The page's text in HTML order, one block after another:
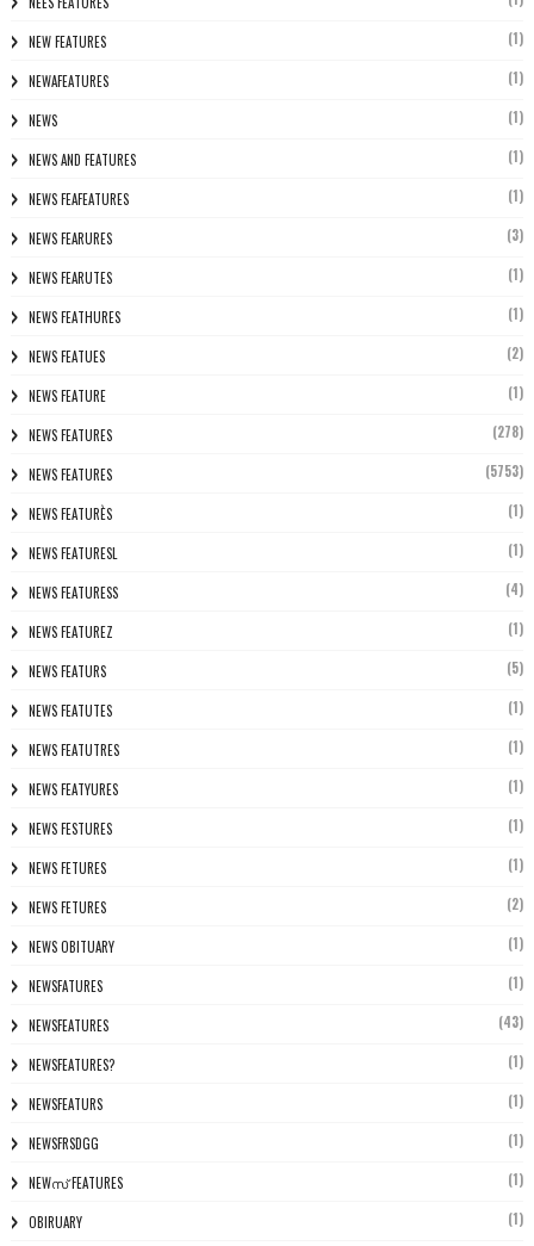
NEW FEATURES (1)
NEWAFEATURES (1)
NEWS (1)
NEWS AND FEATURES (1)
NEWS FEAFEATURES (1)
NEWS FEARURES (3)
NEWS FEARUTES (1)
NEWS FEATHURES (1)
NEWS FEATUES (2)
NEWS FEATURE (1)
NEWS FEATURES (278)
NEWS FEATURES (5753)
NEWS FEATURÈS (1)
NEWS FEATURESL (1)
NEWS FEATURESS (4)
NEWS FEATUREZ (1)
NEWS FEATURS (5)
NEWS FEATUTES (1)
NEWS FEATUTRES (1)
NEWS FEATYURES (1)
NEWS FESTURES (1)
NEWS FETURES (1)
NEWS FETURES (2)
NEWS OBITUARY (1)
NEWSFATURES (1)
NEWSFEATURES (43)
NEWSFEATURES? (1)
NEWSFEATURS (1)
NEWSFRSDGG (1)
NEWസ് FEATURES (1)
OBIRUARY (1)